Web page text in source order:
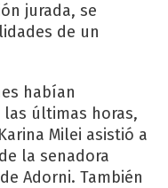
jurada, se
de un
habían
las últimas horas,
Milei asistió a
la senadora
Adorni. También